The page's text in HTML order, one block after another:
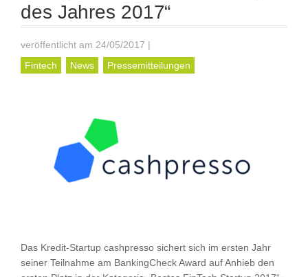
des Jahres 2017“
veröffentlicht am 24/05/2017 |
Fintech
News Pressemitteilungen
Das Kredit-Startup cashpresso sichert sich im ersten Jahr
seiner Teilnahme am BankingCheck Award auf Anhieb den